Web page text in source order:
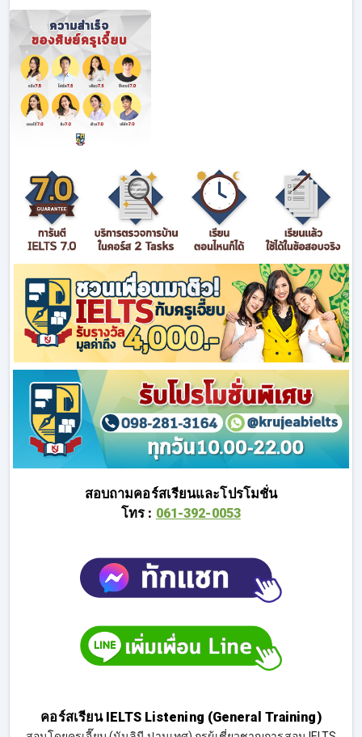
สอบถามคอร์สเรียนและโปรโมชั่น
โทร : 061-392-0053
คอร์สเรียน IELTS Listening (General Training)